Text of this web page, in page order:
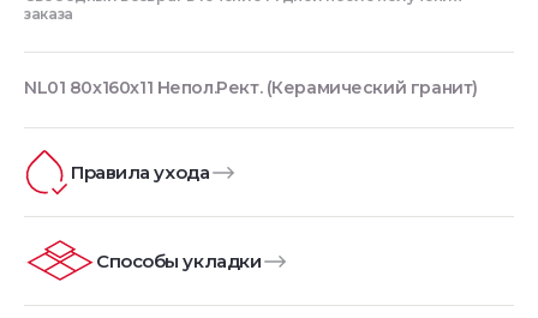
заказа
NL01 80x160x11 Непол.Рект. (Керамический гранит)
Правила ухода
Способы укладки